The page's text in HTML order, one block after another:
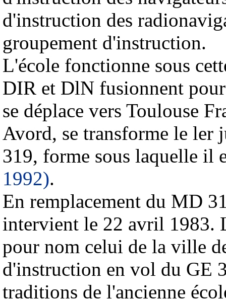
d'instruction des
groupement d'instruction.
L'école fonctionne sous
DIR et DlN fusionnent
se déplace vers Toulouse
Avord, se transforme le ler
319, forme sous laquelle il
1992).
En remplacement du MD
intervient le 22 avril 1983.
pour nom celui de la ville
d'instruction en vol du GE
traditions de l'ancienne